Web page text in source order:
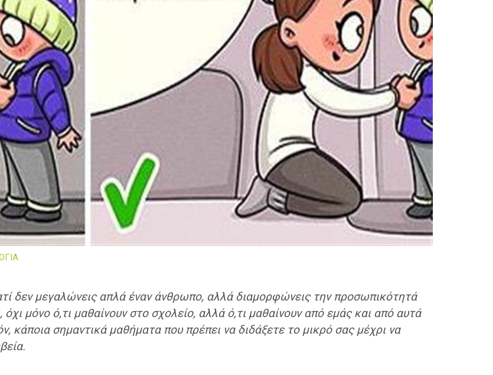
δεν μεγαλώνεις απλά έναν άνθρωπο, αλλά διαμορφώνεις την προσωπικότητά
μόνο ό,τι μαθαίνουν στο σχολείο, αλλά ό,τι μαθαίνουν από εμάς και από αυτά
κάποια σημαντικά μαθήματα που πρέπει να διδάξετε το μικρό σας μέχρι να